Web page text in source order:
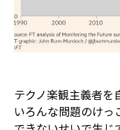
テクノ楽観主義者を
いろんな問題のけ